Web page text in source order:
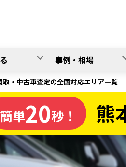
事例・相場
取・中古車査定の全国対応エリア一覧
の車買取なら
簡単20秒！ 熊